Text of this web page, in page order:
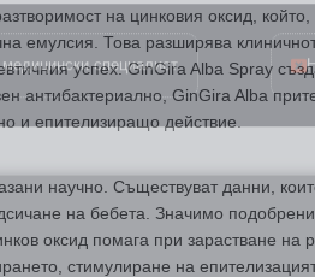
на цинковия оксид,
емулсия. Това разширява
успех. GinGira Alba Spray
антибактериално, GinGira Alba
и епителизиращо действие.
научно. Съществуват данни,
на бебета. Значимо
оксид помага при зарастване на
стимулиране на
специалист